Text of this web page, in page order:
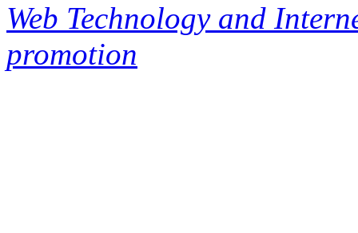
Web Technology and
promotion